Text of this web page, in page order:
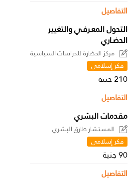
التفاصيل
التحول المعـرفـي والتغيير
الحضـاري
مركز الحضارة للدراسات السياسية
فكر إسلامي
210 جنية
التفاصيل
مقدمات البشري
المستشار طارق البشري
فكر إسلامي
90 جنية
التفاصيل